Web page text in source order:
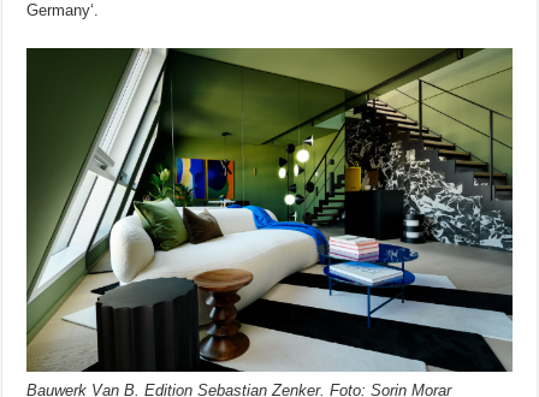
Germany‘.
Bauwerk Van B. Edition Sebastian Zenker. Foto: Sorin Morar